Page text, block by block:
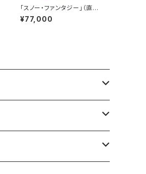
「スノー・ファンタジー」（直筆
サイン入り）
¥77,000